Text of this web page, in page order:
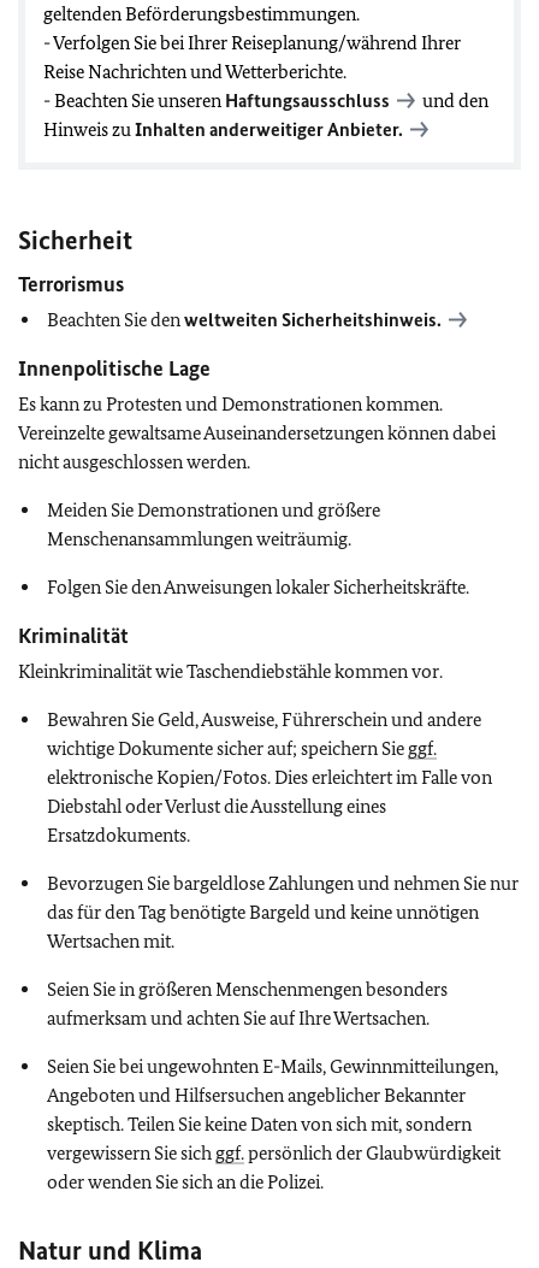
geltenden Beförderungsbestimmungen.
- Verfolgen Sie bei Ihrer Reiseplanung/während Ihrer
Reise Nachrichten und Wetterberichte.
- Beachten Sie unseren Haftungsausschluss
und den
Hinweis zuInhalten anderweitiger Anbieter.
Sicherheit
Terrorismus
Beachten Sie denweltweiten Sicherheitshinweis.
Innenpolitische Lage
Es kann zu Protesten und Demonstrationen kommen.
Vereinzelte gewaltsame Auseinandersetzungen können dabei
nicht ausgeschlossen werden.
Meiden Sie Demonstrationen und größere
Menschenansammlungen weiträumig.
Folgen Sie den Anweisungen lokaler Sicherheitskräfte.
Kriminalität
Kleinkriminalität wie Taschendiebstähle kommen vor.
Bewahren Sie Geld, Ausweise, Führerschein und andere
wichtige Dokumente sicher auf; speichern Sie ggf.
elektronische Kopien/Fotos. Dies erleichtert im Falle von
Diebstahl oder Verlust die Ausstellung eines
Ersatzdokuments.
Bevorzugen Sie bargeldlose Zahlungen und nehmen Sie nur
das für den Tag benötigte Bargeld und keine unnötigen
Wertsachen mit.
Seien Sie in größeren Menschenmengen besonders
aufmerksam und achten Sie auf Ihre Wertsachen.
Seien Sie bei ungewohnten E-Mails, Gewinnmitteilungen,
Angeboten und Hilfsersuchen angeblicher Bekannter
skeptisch. Teilen Sie keine Daten von sich mit, sondern
vergewissern Sie sich ggf.persönlich der Glaubwürdigkeit
oder wenden Sie sich an die Polizei.
Natur und Klima